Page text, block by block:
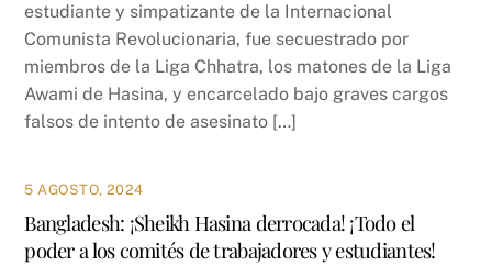
estudiante y simpatizante de la Internacional
Comunista Revolucionaria, fue secuestrado por
miembros de la Liga Chhatra, los matones de la Liga
Awami de Hasina, y encarcelado bajo graves cargos
falsos de intento de asesinato […]
5 AGOSTO, 2024
Bangladesh: ¡Sheikh Hasina derrocada! ¡Todo el
poder a los comités de trabajadores y estudiantes!